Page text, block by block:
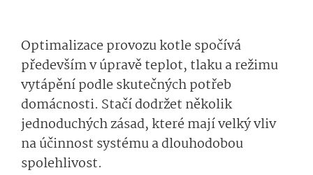
Optimalizace provozu kotle spočívá
především v úpravě teplot, tlaku a režimu
vytápění podle skutečných potřeb
domácnosti. Stačí dodržet několik
jednoduchých zásad, které mají velký vliv
na účinnost systému a dlouhodobou
spolehlivost.